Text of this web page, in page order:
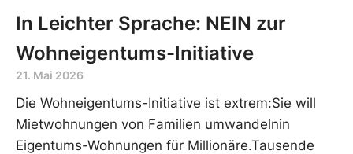
In Leichter Sprache: NEIN zur
Wohneigentums-Initiative
21. Mai 2026
Die Wohneigentums-Initiative ist extrem:Sie will
Mietwohnungen von Familien umwandelnin
Eigentums-Wohnungen für Millionäre.Tausende